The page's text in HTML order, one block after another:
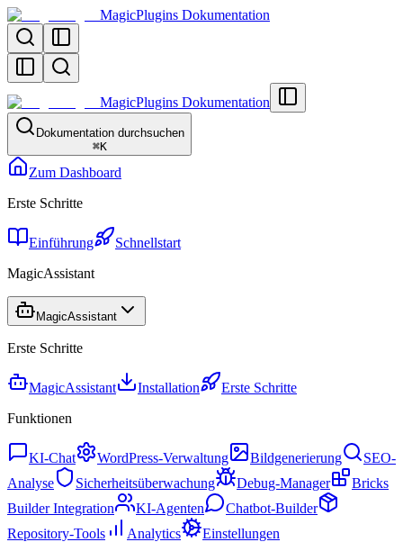
MagicPlugins Dokumentation
MagicPlugins Dokumentation
Dokumentation durchsuchen
⌘K
Zum Dashboard
Erste Schritte
Einführung
Schnellstart
MagicAssistant
MagicAssistant
Erste Schritte
MagicAssistant Installation
Erste Schritte
Funktionen
KI-Chat WordPress-Verwaltung Bildgenerierung
SEO-
Analyse
Sicherheitsüberwachung Debug-Manager
Bricks
Builder Integration
KI-Agenten
Chatbot-Builder
Repository-Tools
Analytics
Einstellungen